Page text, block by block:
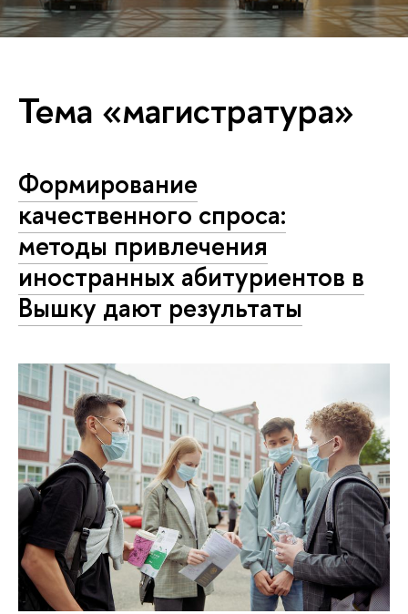
Тема «магистратура»
Формирование
качественного спроса:
методы привлечения
иностранных абитуриентов в
Вышку дают результаты